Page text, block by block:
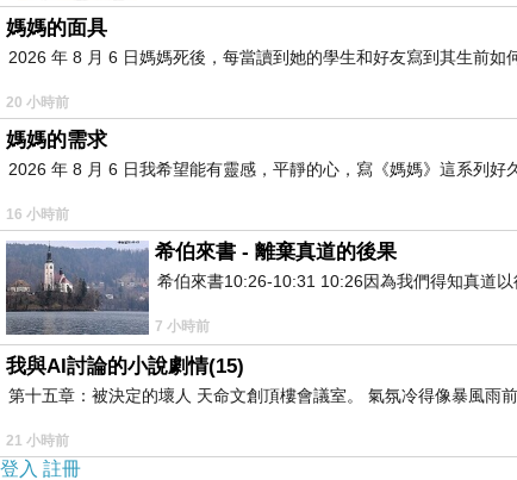
媽媽的面具
2026 年 8 月 6 日媽媽死後，每當讀到她的學生和好友寫到其生前
20 小時前
媽媽的需求
2026 年 8 月 6 日我希望能有靈感，平靜的心，寫《媽媽》這系列
16 小時前
希伯來書 - 離棄真道的後果
希伯來書10:26-10:31 10:26因為我們得知真道
7 小時前
我與AI討論的小說劇情(15)
第十五章：被決定的壞人 天命文創頂樓會議室。 氣氛冷得像暴風雨
21 小時前
登入 註冊